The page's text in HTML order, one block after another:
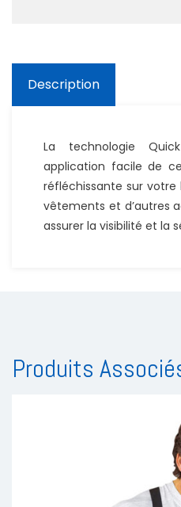
Description
La technologie
application facile de
réfléchissante sur votre
vêtements et d’autres
assurer la visibilité et la
Produits